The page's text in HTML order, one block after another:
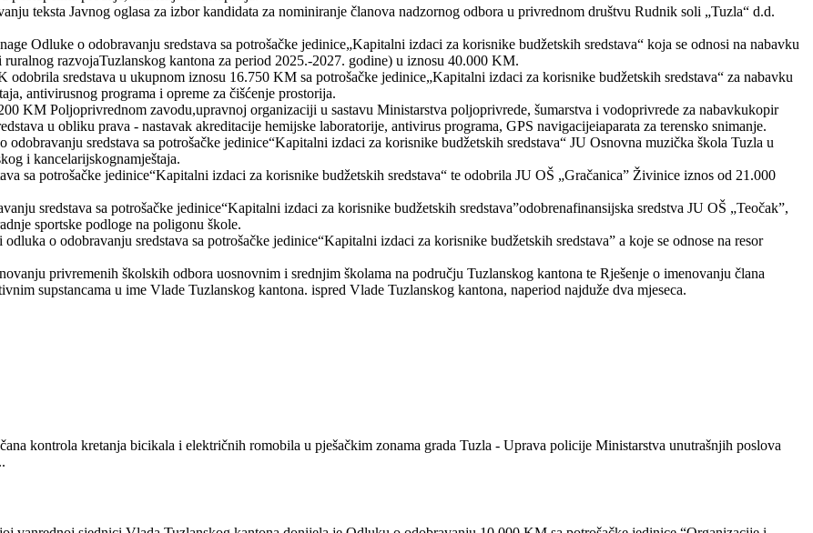
teksta Javnog oglasa za izbor kandidata za nominiranje članova nadzornog odbora u privrednom društvu Rudnik soli „Tuzla“ d.d.
Odluke o odobravanju sredstava sa potrošačke jedinice„Kapitalni izdaci za korisnike budžetskih sredstava“ koja se odnosi na nabavku
razvojaTuzlanskog kantona za period 2025.-2027. godine) u iznosu 40.000 KM.
sredstava u ukupnom iznosu 16.750 KM sa potrošačke jedinice„Kapitalni izdaci za korisnike budžetskih sredstava“ za nabavku
antivirusnog programa i opreme za čišćenje prostorija.
KM Poljoprivrednom zavodu,upravnoj organizaciji u sastavu Ministarstva poljoprivrede, šumarstva i vodoprivrede za nabavkukopir
u obliku prava - nastavak akreditacije hemijske laboratorije, antivirus programa, GPS navigacijeiaparata za terensko snimanje.
sredstava sa potrošačke jedinice“Kapitalni izdaci za korisnike budžetskih sredstava“ JU Osnovna muzička škola Tuzla u
i kancelarijskognamještaja.
sa potrošačke jedinice“Kapitalni izdaci za korisnike budžetskih sredstava“ te odobrila JU OŠ „Gračanica” Živinice iznos od 21.000
sredstava sa potrošačke jedinice“Kapitalni izdaci za korisnike budžetskih sredstava”odobrenafinansijska sredstva JU OŠ „Teočak”,
sportske podloge na poligonu škole.
o odobravanju sredstava sa potrošačke jedinice“Kapitalni izdaci za korisnike budžetskih sredstava” a koje se odnose na resor
privremenih školskih odbora uosnovnim i srednjim školama na području Tuzlanskog kantona te Rješenje o imenovanju člana
supstancama u ime Vlade Tuzlanskog kantona. ispred Vlade Tuzlanskog kantona, naperiod najduže dva mjeseca.
kontrola kretanja bicikala i električnih romobila u pješačkim zonama grada Tuzla - Uprava policije Ministarstva unutrašnjih poslova